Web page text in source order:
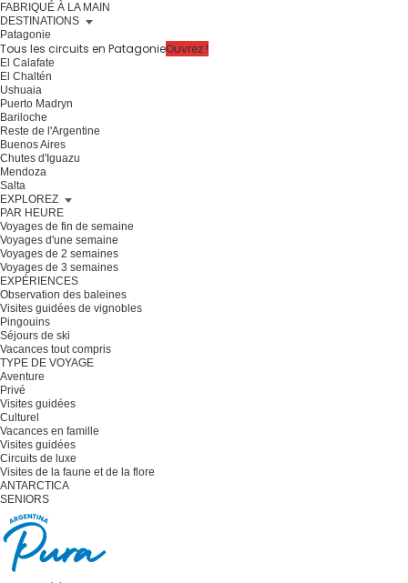
FABRIQUÉ À LA MAIN
DESTINATIONS
Patagonie
Tous les circuits en PatagonieOuvrez !
El Calafate
El Chaltén
Ushuaia
Puerto Madryn
Bariloche
Reste de l'Argentine
Buenos Aires
Chutes d'Iguazu
Mendoza
Salta
EXPLOREZ
PAR HEURE
Voyages de fin de semaine
Voyages d'une semaine
Voyages de 2 semaines
Voyages de 3 semaines
EXPÉRIENCES
Observation des baleines
Visites guidées de vignobles
Pingouins
Séjours de ski
Vacances tout compris
TYPE DE VOYAGE
Aventure
Privé
Visites guidées
Culturel
Vacances en famille
Visites guidées
Circuits de luxe
Visites de la faune et de la flore
ANTARCTICA
SENIORS